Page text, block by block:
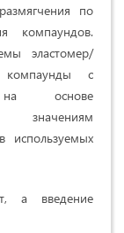
по
компаундов.
эластомер/
компаунды с
на основе
значениям
используемых
а введение